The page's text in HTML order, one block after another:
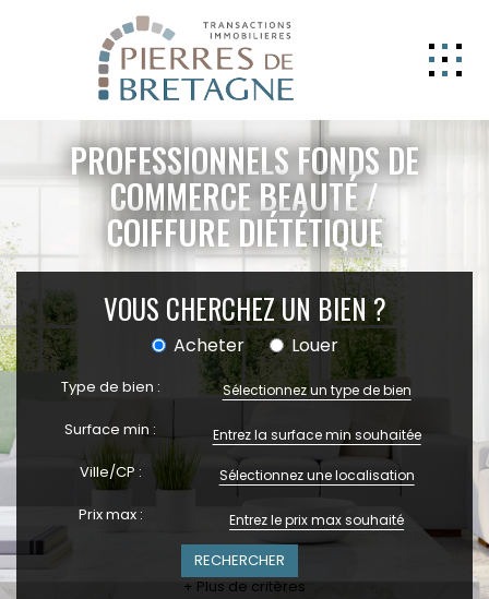
NOS BIENS
GERER
NOS AGENCES
ESTIMATION
CONTACT
ESPACE CLIENT
EXTRANET
PROFESSIONNELS FONDS DE
COMMERCE BEAUTÉ /
COIFFURE DIÉTÉTIQUE
VOUS CHERCHEZ UN BIEN ?
Acheter Louer
Type de bien : Sélectionnez un type de bien
Surface min :
Ville/CP : Sélectionnez une localisation
Prix max :
+ Plus de critères